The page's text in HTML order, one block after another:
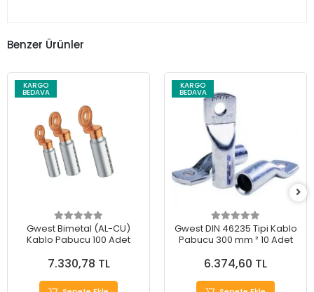
Benzer Ürünler
KARGO
BEDAVA
Gwest Bimetal (AL-CU)
Kablo Pabucu 100 Adet
7.330,78 TL
KARGO
BEDAVA
Gwest DIN 46235 Tipi Kablo
Pabucu 300 mm ² 10 Adet
6.374,60 TL